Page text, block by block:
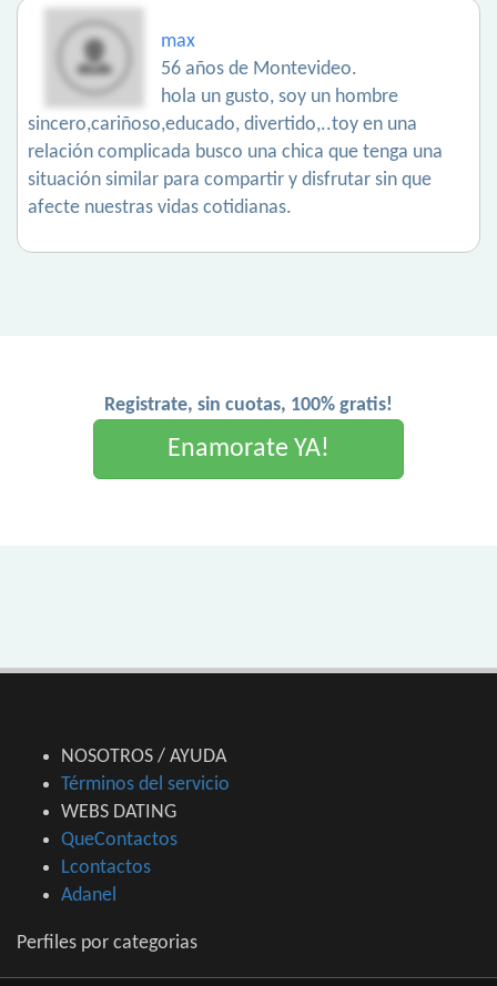
max
56 años de Montevideo.
hola un gusto, soy un hombre
sincero,cariñoso,educado, divertido,..toy en una
relación complicada busco una chica que tenga una
situación similar para compartir y disfrutar sin que
afecte nuestras vidas cotidianas.
Registrate, sin cuotas, 100% gratis!
Enamorate YA!
NOSOTROS / AYUDA
Términos del servicio
WEBS DATING
QueContactos
Lcontactos
Adanel
Perfiles por categorias